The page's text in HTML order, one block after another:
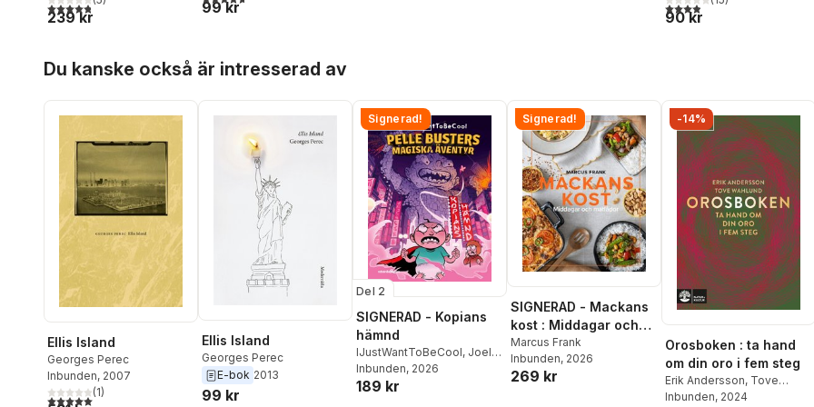
4,8utav 5 stjärnor. Totalt antal röster:
239 kr
99 kr
3,9utav 5 stjärnor. Totalt
90 kr
Du kanske också är intresserad av
Ellis Island
Georges Perec
Inbunden, 2007
5,0utav 5 stjärnor. Totalt antal röster:
(1)
Ellis Island
Georges Perec
E-bok 2013
99 kr
Signerad!
Del 2
SIGNERAD - Kopians
hämnd
IJustWantToBeCool, Joel
Adolphson,Emil Ejdemo
Beer ,Victor Beer
Inbunden, 2026
189 kr
Signerad!
SIGNERAD - Mackans
kost : Middagar och
matlådor
Marcus Frank
Inbunden, 2026
269 kr
-14%
Orosboken : ta hand
om din oro i fem steg
Erik Andersson, Tove
Wahlund
Inbunden, 2024